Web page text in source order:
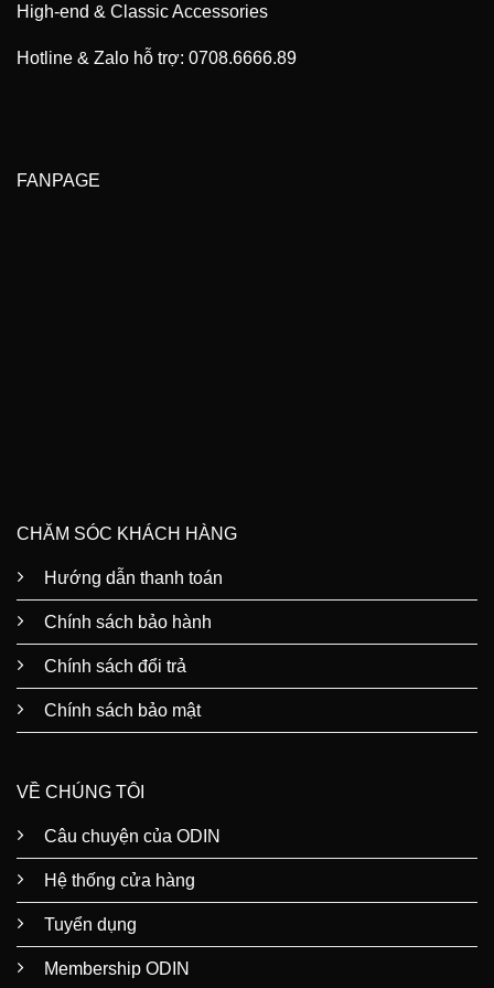
High-end & Classic Accessories
Hotline & Zalo hỗ trợ: 0708.6666.89
CHĂM SÓC KHÁCH HÀNG
Hướng dẫn thanh toán
Chính sách bảo hành
Chính sách đổi trả
Chính sách bảo mật
VỀ CHÚNG TÔI
Câu chuyện của ODIN
Hệ thống cửa hàng
Tuyển dụng
Membership ODIN
FANPAGE